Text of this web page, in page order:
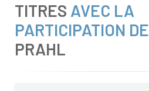
TITRES AVEC LA
PARTICIPATION DE
PRAHL